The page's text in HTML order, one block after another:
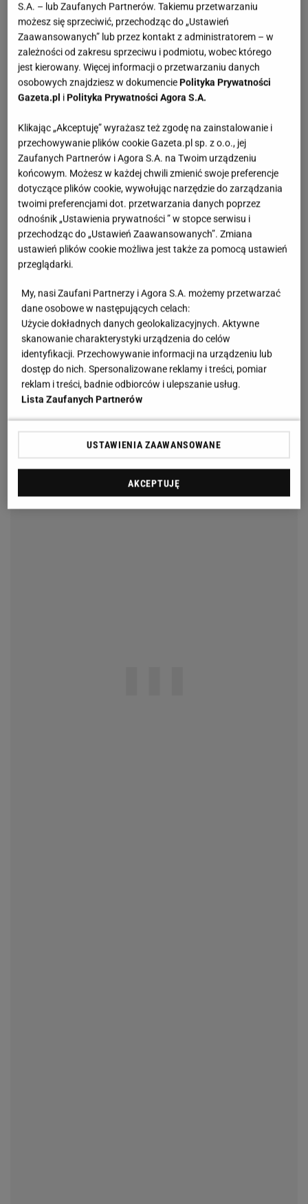
S.A. – lub Zaufanych Partnerów. Takiemu przetwarzaniu
możesz się sprzeciwić, przechodząc do „Ustawień
Zaawansowanych” lub przez kontakt z administratorem – w
zależności od zakresu sprzeciwu i podmiotu, wobec którego
jest kierowany. Więcej informacji o przetwarzaniu danych
osobowych znajdziesz w dokumenciePolityka Prywatności
Gazeta.pl iPolityka Prywatności Agora S.A.
Klikając „Akceptuję” wyrażasz też zgodę na zainstalowanie i
przechowywanie plików cookie Gazeta.pl sp. z o.o., jej
Zaufanych Partnerów i Agora S.A. na Twoim urządzeniu
końcowym. Możesz w każdej chwili zmienić swoje preferencje
dotyczące plików cookie, wywołując narzędzie do zarządzania
twoimi preferencjami dot. przetwarzania danych poprzez
odnośnik „Ustawienia prywatności ” w stopce serwisu i
przechodząc do „Ustawień Zaawansowanych”. Zmiana
ustawień plików cookie możliwa jest także za pomocą ustawień
przeglądarki.
My, nasi Zaufani Partnerzy i Agora S.A. możemy przetwarzać
dane osobowe w następujących celach:
Użycie dokładnych danych geolokalizacyjnych. Aktywne
skanowanie charakterystyki urządzenia do celów
identyfikacji. Przechowywanie informacji na urządzeniu lub
dostęp do nich. Spersonalizowane reklamy i treści, pomiar
reklam i treści, badnie odbiorców i ulepszanie usług.
Lista Zaufanych Partnerów
USTAWIENIA ZAAWANSOWANE
AKCEPTUJĘ